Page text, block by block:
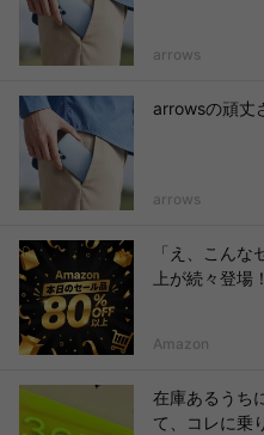
arrows
arrowsの頑丈
arrows
「え、こん
上が続々登場
Amazon
在庫あるうち
て、コレに乗